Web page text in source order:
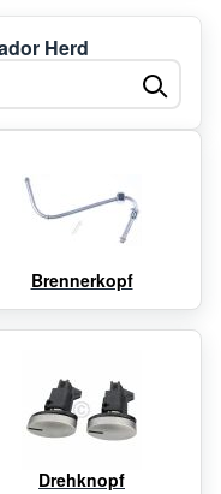
Herd
Brennerkopf
Drehknopf